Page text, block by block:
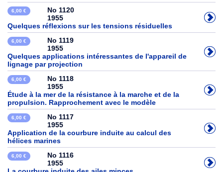
6,00 €
No 1120
1955
Quelques réflexions sur les tensions résiduelles
6,00 €
No 1119
1955
Quelques applications intéressantes de l'appareil de
lignage par projection
6,00 €
No 1118
1955
Étude à la mer de la résistance à la marche et de la
propulsion. Rapprochement avec le modèle
6,00 €
No 1117
1955
Application de la courbure induite au calcul des
hélices marines
6,00 €
No 1116
1955